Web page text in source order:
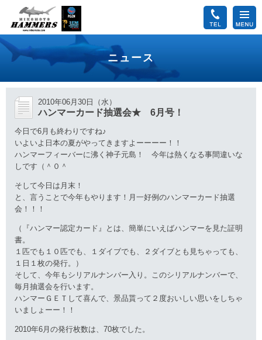
ニュース
ハンマーカード抽選会★ 6月号！
2010年06月30日（水）
今日で6月も終わりですね♪
いよいよ日本の夏がやってきますよーーーー！！
ハンマーフィーバーに沸く神子元島！ 今年は熱くなる事間違いな
しです（＾０＾
そして今日は月末！
と、言うことで今年もやります！月一好例のハンマーカード抽選
会！！！
（『ハンマー認定カード』とは、簡単にいえばハンマーを見た証明
書。
１匹でも１０匹でも、１ダイブでも、２ダイブとも見ちゃっても、
１日１枚の発行。）
そして、今年もシリアルナンバー入り。このシリアルナンバーで、
毎月抽選会を行います。
ハンマーＧＥＴして喜んで、景品貰って２度おいしい思いをしちゃ
いましょーー！！
2010年6月の発行枚数は、70枚でした。